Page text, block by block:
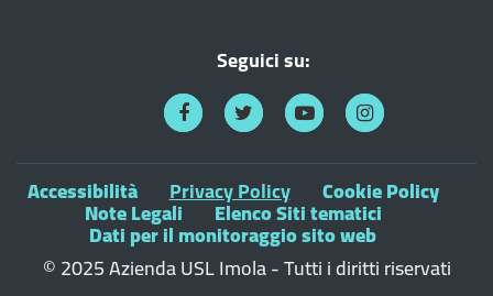
Seguici su:
Accessibilità Privacy Policy Cookie Policy
Note Legali Elenco Siti tematici
Dati per il monitoraggio sito web
© 2025 Azienda USL Imola - Tutti i diritti riservati